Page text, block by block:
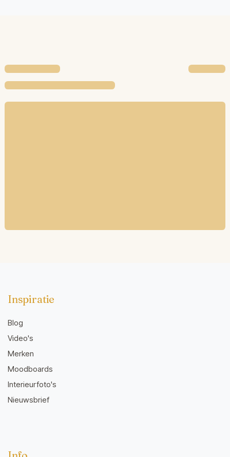
Inspiratie
Blog
Video's
Merken
Moodboards
Interieurfoto's
Nieuwsbrief